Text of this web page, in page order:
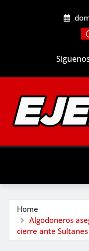
Home
Algodoneros
cierre ante Sultanes